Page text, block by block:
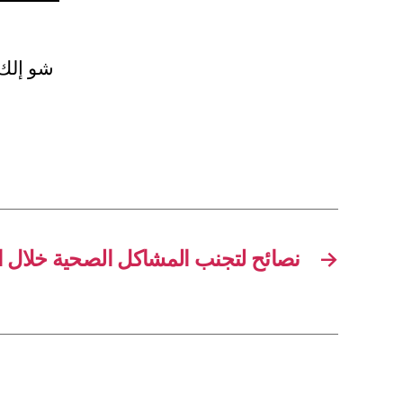
شو
→ نصائح لتجنب المشاكل الصحية خلال